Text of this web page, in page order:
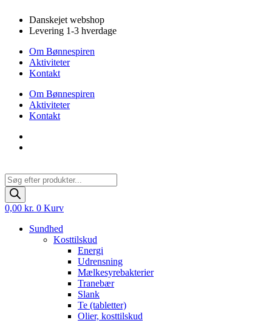
indhold
Danskejet webshop
Levering 1-3 hverdage
Om Bønnespiren
Aktiviteter
Kontakt
Om Bønnespiren
Aktiviteter
Kontakt
Products
search
0,00 kr. 0 Kurv
Sundhed
Kosttilskud
Energi
Udrensning
Mælkesyrebakterier
Tranebær
Slank
Te (tabletter)
Olier, kosttilskud